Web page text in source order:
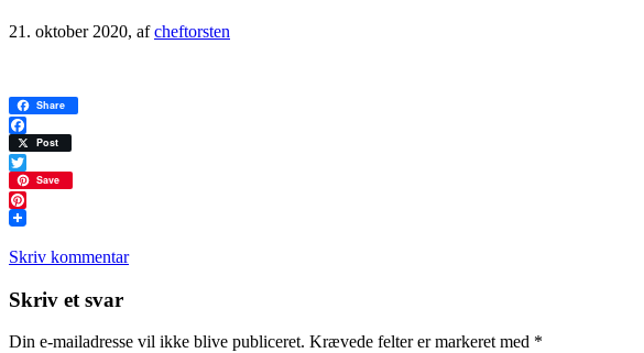
21. oktober 2020, afcheftorsten
Share
Facebook
Post
Twitter
Save
Pinterest
Skriv kommentar
Læserinteraktioner
Skriv et svar
Din e-mailadresse vil ikke blive publiceret. Krævede felter er markeret med *